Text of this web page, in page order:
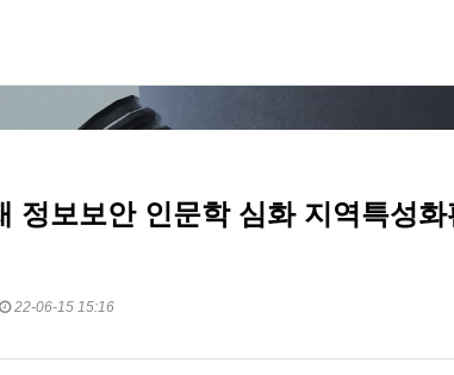
정보보안 인문학 심화 지역특성화
22-06-15 15:16